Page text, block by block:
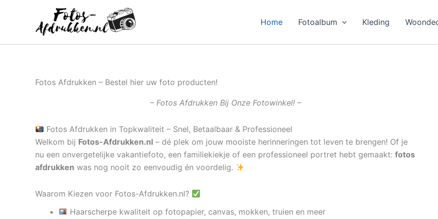
inhoud
Home Fotoalbum Kleding
Fotos Afdrukken – Bestel hier uw foto producten!
– Fotos Afdrukken Bij Onze Fotowinkel! –
Fotos Afdrukken in Topkwaliteit – Snel, Betaalbaar & Professioneel
Welkom bij Fotos-Afdrukken.nl – dé plek om jouw mooiste herinneringen tot leven te brengen! Of je
nu een onvergetelijke vakantiefoto, een familiekiekje of een professioneel portret hebt gemaakt: fotos
afdrukken was nog nooit zo eenvoudig én voordelig.
Waarom Kiezen voor Fotos-Afdrukken.nl?
Haarscherpe kwaliteit op fotopapier, canvas, mokken, truien en meer